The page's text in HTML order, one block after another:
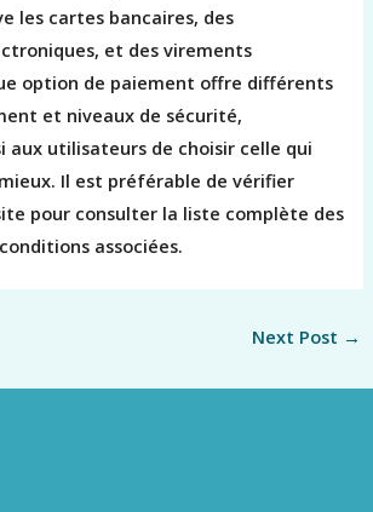
les cartes bancaires, des
et des virements
option de paiement offre différents
et niveaux de sécurité,
utilisateurs de choisir celle qui
Il est préférable de vérifier
pour consulter la liste complète des
associées.
Next Post →